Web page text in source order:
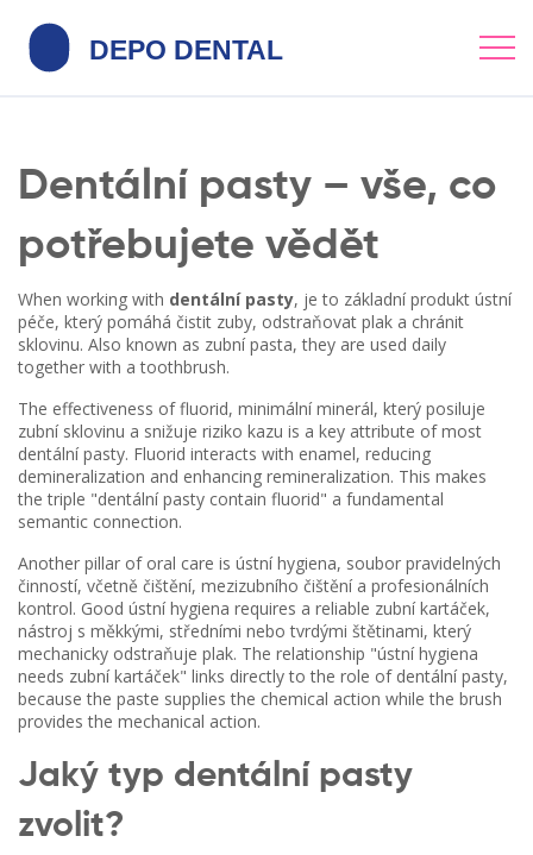
Dentální pasty – vše, co
potřebujete vědět
When working with dentální pasty, je to základní produkt ústní
péče, který pomáhá čistit zuby, odstraňovat plak a chránit
sklovinu. Also known as zubní pasta, they are used daily
together with a toothbrush.
The effectiveness offluorid, minimální minerál, který posiluje
zubní sklovinu a snižuje riziko kazu is a key attribute of most
dentální pasty. Fluorid interacts with enamel, reducing
demineralization and enhancing remineralization. This makes
the triple "dentální pasty contain fluorid" a fundamental
semantic connection.
Another pillar of oral care is ústní hygiena, soubor pravidelných
činností, včetně čištění, mezizubního čištění a profesionálních
kontrol. Good ústní hygiena requires a reliable zubní kartáček,
nástroj s měkkými, středními nebo tvrdými štětinami, který
mechanicky odstraňuje plak. The relationship "ústní hygiena
needs zubní kartáček" links directly to the role of dentální pasty,
because the paste supplies the chemical action while the brush
provides the mechanical action.
Jaký typ dentální pasty
zvolit?